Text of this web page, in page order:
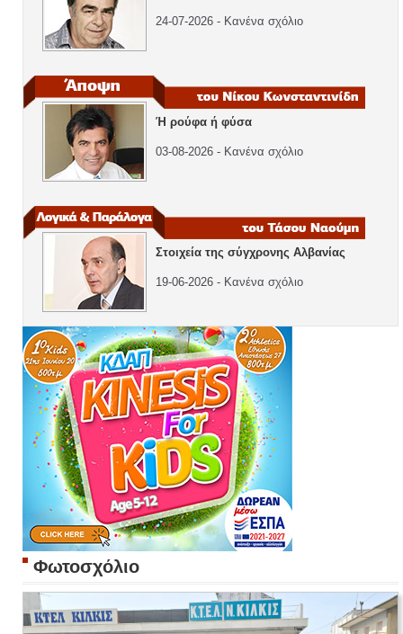
24-07-2026 - Κανένα σχόλιο
Ή ρούφα ή φύσα
03-08-2026 - Κανένα σχόλιο
Στοιχεία της σύγχρονης Αλβανίας
19-06-2026 - Κανένα σχόλιο
Φωτοσχόλιο